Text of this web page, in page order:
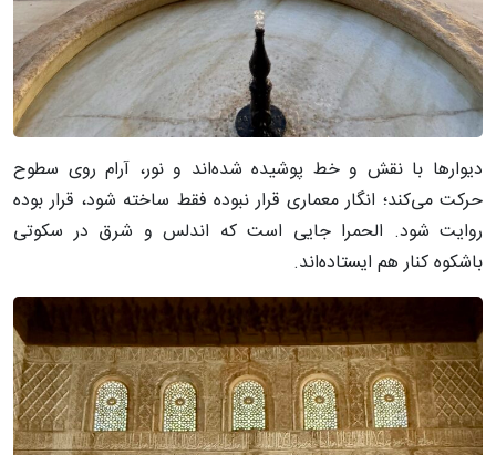
دیوارها با نقش و خط پوشیده شده‌اند و نور، آرام روی سطوح
حرکت می‌کند؛ انگار معماری قرار نبوده فقط ساخته شود، قرار بوده
روایت شود. الحمرا جایی است که اندلس و شرق در سکوتی
باشکوه کنار هم ایستاده‌اند.